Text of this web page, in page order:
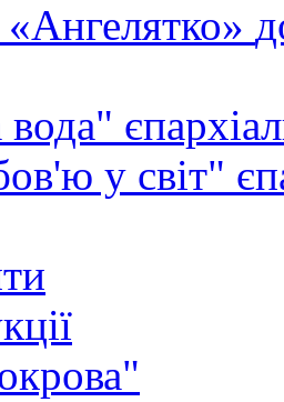
у світ"